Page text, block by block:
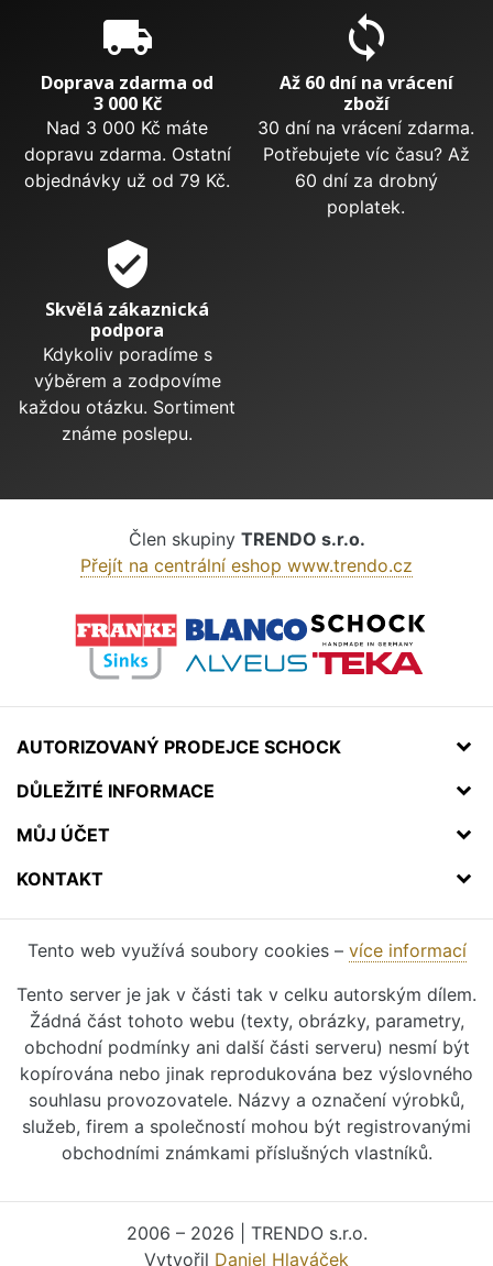
local_shipping
Doprava zdarma od
3 000 Kč
Nad 3 000 Kč máte
dopravu zdarma. Ostatní
objednávky už od 79 Kč.
sync
Až 60 dní na vrácení
zboží
30 dní na vrácení zdarma.
Potřebujete víc času? Až
60 dní za drobný
poplatek.
verified_user
Skvělá zákaznická
podpora
Kdykoliv poradíme s
výběrem a zodpovíme
každou otázku. Sortiment
známe poslepu.
Člen skupiny TRENDO s.r.o.
Přejít na centrální eshop www.trendo.cz
AUTORIZOVANÝ PRODEJCE SCHOCK
DŮLEŽITÉ INFORMACE
MŮJ ÚČET
KONTAKT
Tento web využívá soubory cookies – více informací
Tento server je jak v části tak v celku autorským dílem.
Žádná část tohoto webu (texty, obrázky, parametry,
obchodní podmínky ani další části serveru) nesmí být
kopírována nebo jinak reprodukována bez výslovného
souhlasu provozovatele. Názvy a označení výrobků,
služeb, firem a společností mohou být registrovanými
obchodními známkami příslušných vlastníků.
2006 – 2026 | TRENDO s.r.o.
Vytvořil Daniel Hlaváček